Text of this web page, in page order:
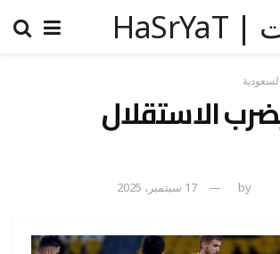
الاستقلال
by 17 سبتمبر، 2025